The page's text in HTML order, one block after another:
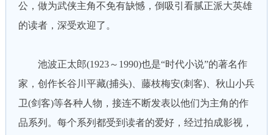
公，做为武侠主角不免有缺憾，倒吸引看腻正派大英雄
的读者，深受欢迎了。
池波正太郎(1923～1990)也是“时代小说”的著名作
家，创作长谷川平藏(捕头)、藤枝梅安(刺客)、秋山小兵
卫(剑客)等各种人物，接连不断发表以他们为主角的作
品系列。每个系列都受到读者的爱好，经过拍成影视，